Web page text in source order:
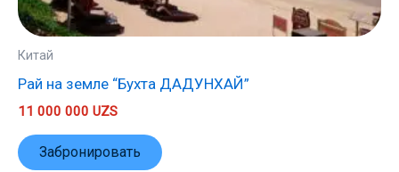
Китай
Рай на земле “Бухта ДАДУНХАЙ”
11 000 000 UZS
Забронировать